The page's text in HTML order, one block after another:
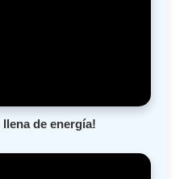
llena de energía!